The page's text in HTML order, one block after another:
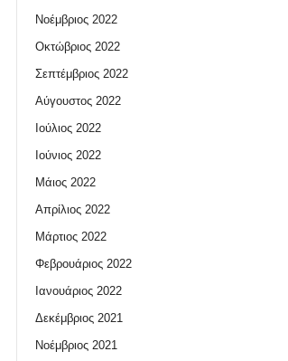
Νοέμβριος 2022
Οκτώβριος 2022
Σεπτέμβριος 2022
Αύγουστος 2022
Ιούλιος 2022
Ιούνιος 2022
Μάιος 2022
Απρίλιος 2022
Μάρτιος 2022
Φεβρουάριος 2022
Ιανουάριος 2022
Δεκέμβριος 2021
Νοέμβριος 2021